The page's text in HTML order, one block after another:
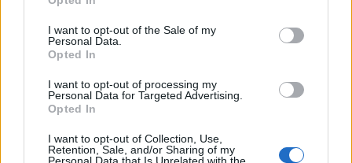
use your data for below specified purposes in below Google
consent section.
I want to opt-out of the Sale of my
Personal Data.
Opted In
I want to opt-out of processing my
Personal Data for Targeted Advertising.
Opted In
I want to opt-out of Collection, Use,
Retention, Sale, and/or Sharing of my
„Csonka évadot zárni nem felemelő
érzés"